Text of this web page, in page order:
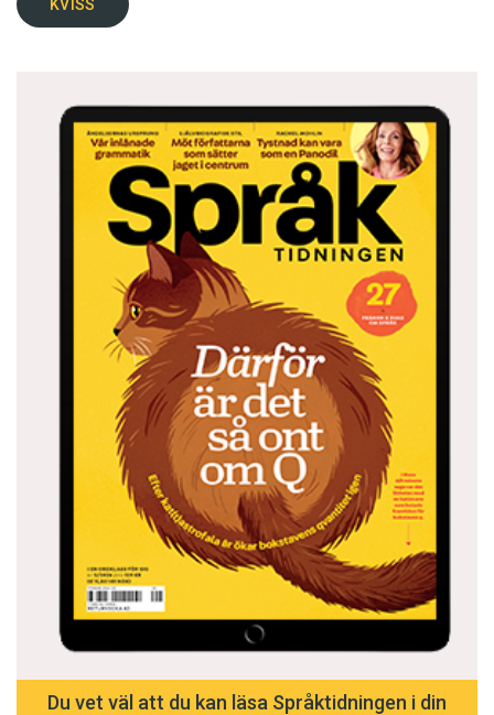
KVISS
Du vet väl att du kan läsa Språktidningen i din